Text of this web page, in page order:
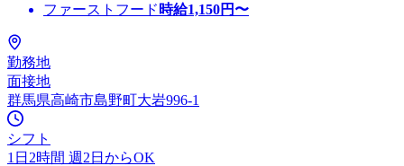
ファーストフード 時給1,150円〜
勤務地
面接地
群馬県高崎市島野町大岩996-1
シフト
1日2時間 週2日からOK